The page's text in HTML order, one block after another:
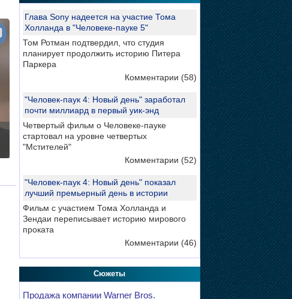
Глава Sony надеется на участие Тома
Холланда в "Человеке-пауке 5"
Том Ротман подтвердил, что студия
планирует продолжить историю Питера
Паркера
Комментарии (58)
"Человек-паук 4: Новый день" заработал
почти миллиард в первый уик-энд
Четвертый фильм о Человеке-пауке
стартовал на уровне четвертых
"Мстителей"
Комментарии (52)
"Человек-паук 4: Новый день" показал
лучший премьерный день в истории
Фильм с участием Тома Холланда и
Зендаи переписывает историю мирового
проката
Комментарии (46)
Сюжеты
Продажа компании Warner Bros.